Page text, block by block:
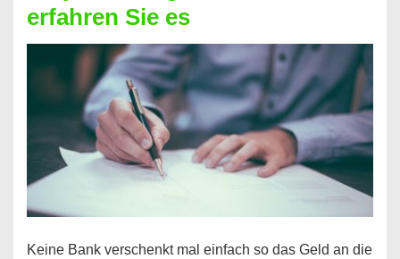
nicht
nur
für
Handy
möglich!
erfahren Sie es
Keine Bank verschenkt mal einfach so das Geld an die